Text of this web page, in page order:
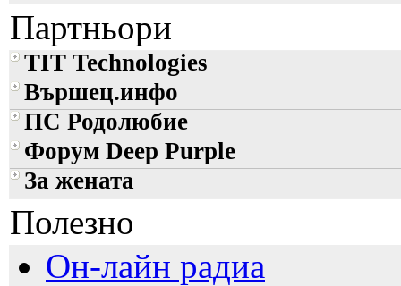
Партньори
TIT Technologies
Вършец.инфо
ПС Родолюбие
Форум Deep Purple
За жената
Полезно
Он-лайн радиа